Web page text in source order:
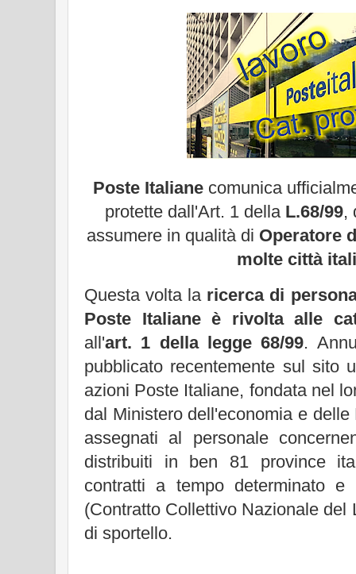
Poste Italiane comunica
protette dall'Art. 1 della L.68/99,
assumere in qualità di Operatore
molte città
Questa volta la ricerca di
Poste Italiane è rivolta alle
all'art. 1 della legge 68/99.
pubblicato recentemente sul sito
azioni Poste Italiane, fondata nel
dal Ministero dell'economia e
assegnati al personale
distribuiti in ben 81 province
contratti a tempo determinato
(Contratto Collettivo Nazionale del
di sportello.